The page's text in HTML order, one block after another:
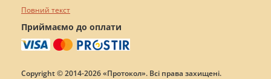
Повний текст
Приймаємо до оплати
Copyright © 2014-2026 «Протокол». Всі права захищені.